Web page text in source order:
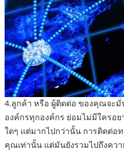
4.ลูกค้า หรือ ผู้ติดต่อ ของคุณจะมั่
องค์กรทุกองค์กร ย่อมไม่มีใครอย
ใดๆ แต่มากไปกว่านั้น การติดต่อ
คุณเท่านั้น แต่มันยังรวมไปถึงคว